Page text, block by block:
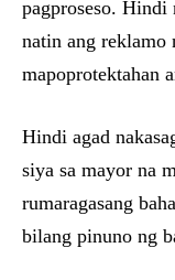
pagproseso.
natin ang reklamo
mapoprotektahan
Hindi agad
siya sa mayor na
rumaragasang
bilang pinuno ng